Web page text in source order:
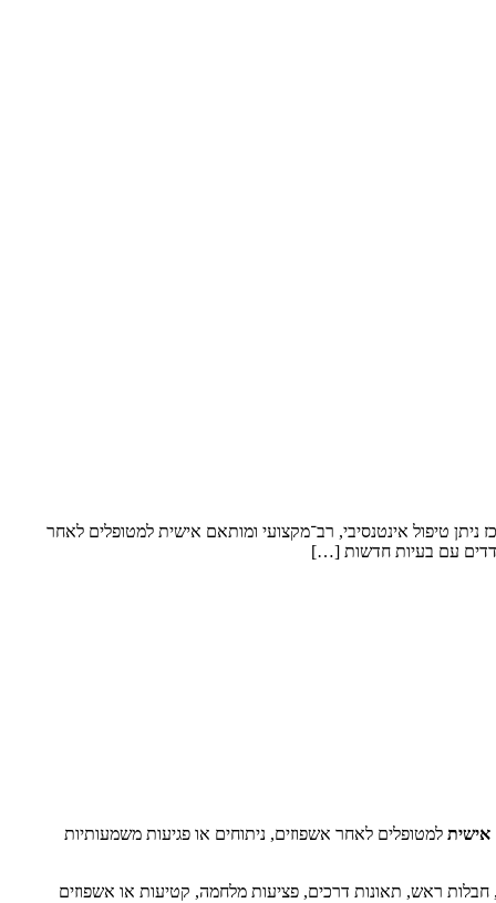
ניתן טיפול אינטנסיבי, רב־מקצועי ומותאם אישית למטופלים לאחר
עם בעיות חדשות […]
אישית למטופלים לאחר אשפוזים, ניתוחים או פגיעות משמעותיות
חבלות ראש, תאונות דרכים, פציעות מלחמה, קטיעות או אשפוזים